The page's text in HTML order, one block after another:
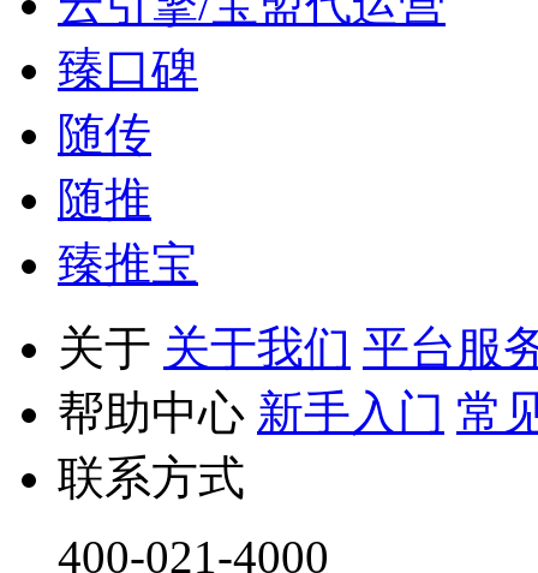
臻口碑
随传
随推
臻推宝
关于 关于我们 平台服
帮助中心 新手入门 常
联系方式
400-021-4000